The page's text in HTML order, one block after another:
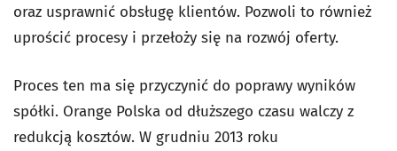
oraz usprawnić obsługę klientów. Pozwoli to również
uprościć procesy i przełoży się na rozwój oferty.
Proces ten ma się przyczynić do poprawy wyników
spółki. Orange Polska od dłuższego czasu walczy z
redukcją kosztów. W grudniu 2013 roku